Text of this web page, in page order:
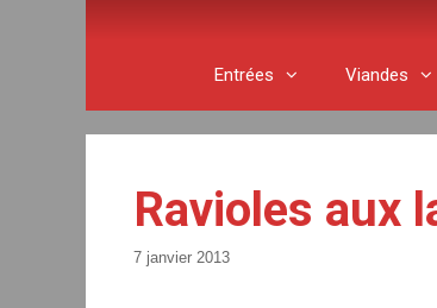
Entrées Viandes
Ravioles aux
7 janvier 2013